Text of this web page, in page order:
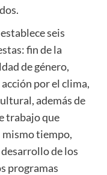
seis
fin de la
de género,
por el clima,
además de
trabajo que
mismo tiempo,
de los
programas